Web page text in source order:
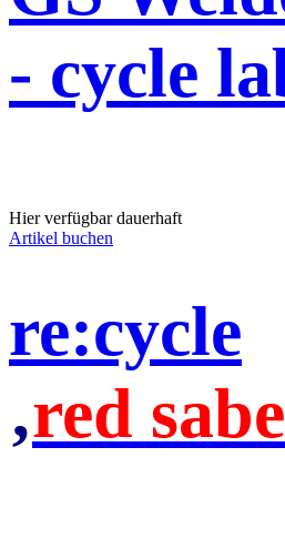
- cycle
Hier verfügbar dauerhaft
Artikel buchen
re:cycle
‚red